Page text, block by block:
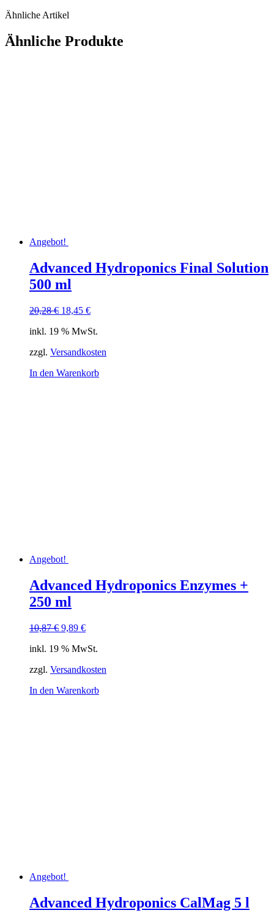
Ähnliche Artikel
Ähnliche Produkte
Angebot!
Advanced Hydroponics Final Solution
500 ml
20,28€ Ursprünglicher
war:
18,45 €Aktueller
ist:
inkl. 19 % MwSt.
zzgl. Versandkosten
In den Warenkorb
Angebot!
Advanced Hydroponics Enzymes +
250 ml
10,87€ Ursprünglicher
war:
9,89 €Aktueller
ist:
inkl. 19 % MwSt.
zzgl. Versandkosten
In den Warenkorb
Angebot!
Advanced Hydroponics CalMag 5 l